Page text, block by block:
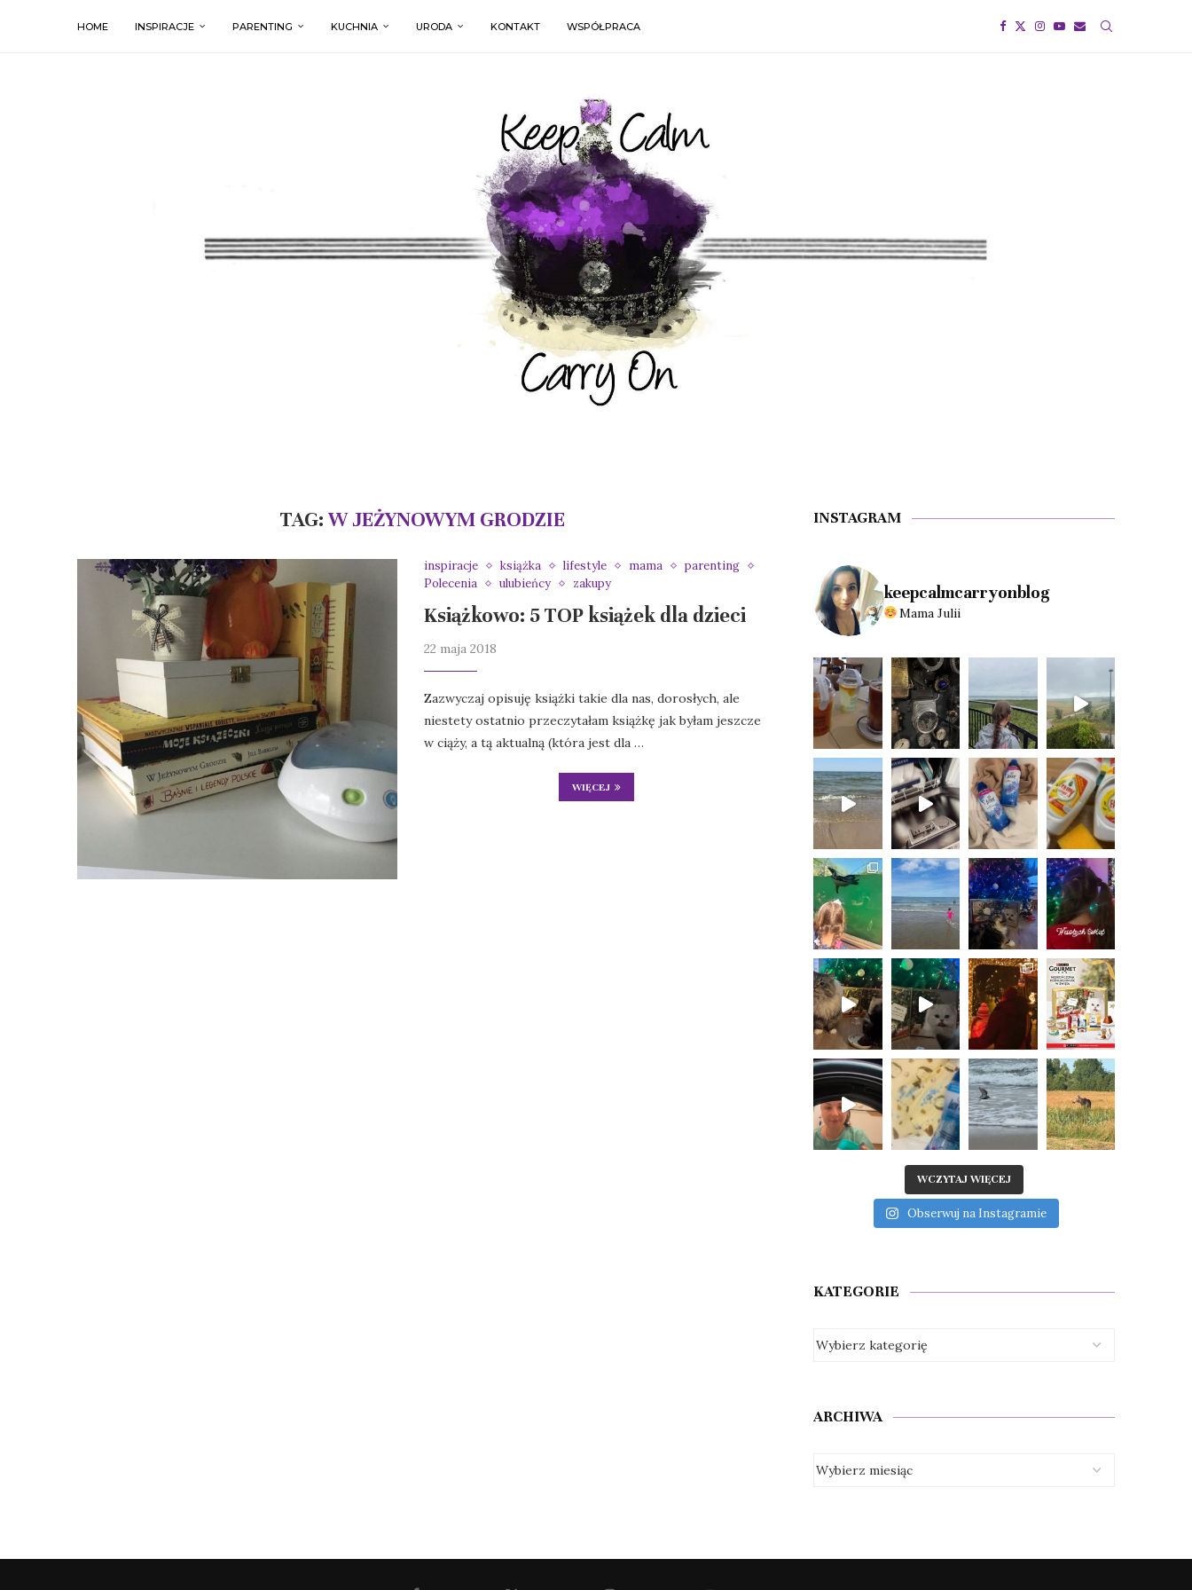
HOME INSPIRACJE PARENTING KUCHNIA URODA KONTAKT WSPÓŁPRACA
TAG:W JEŻYNOWYM GRODZIE
inspiracje książka lifestyle mama
parenting
Polecenia
ulubieńcy zakupy
Książkowo: 5 TOP książek dla dzieci
22 maja 2018
Zazwyczaj opisuję książki takie dla nas, dorosłych, ale
niestety ostatnio przeczytałam książkę jak byłam jeszcze
w ciąży, a tą aktualną (która jest dla …
WIĘCEJ
INSTAGRAM
keepcalmcarryonblog
Mama Julii
WCZYTAJ WIĘCEJ
Obserwuj na Instagramie
KATEGORIE
ARCHIWA